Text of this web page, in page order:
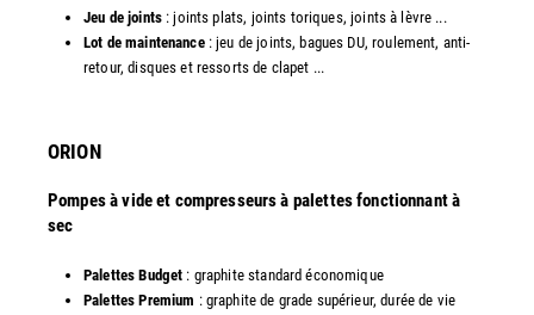
Jeu de joints: joints plats, joints toriques, joints à lèvre ...
Lot de maintenance: jeu de joints, bagues DU, roulement, anti-
retour, disques et ressorts de clapet ...​
ORION
Pompes à vide et compresseurs à palettes fonctionnant à
sec
Palettes Budget : graphite standard économique
Palettes Premium : graphite de grade supérieur, durée de vie